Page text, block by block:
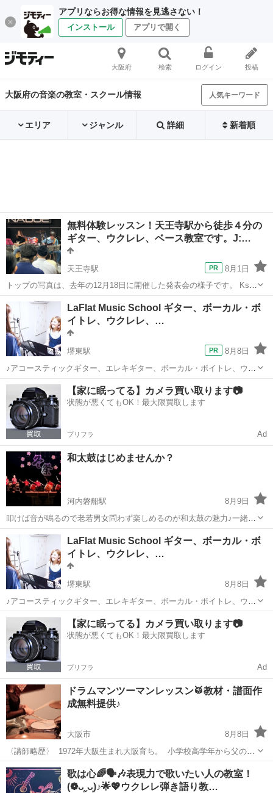
アプリならお得な情報を見逃さない！
インストール アプリで開く
大阪府 検索 ログイン 投稿
大阪府の音楽の教室・スクール情報 人気キーワード
エリア ジャンル 詳細 新着順
無料体験レッスン！天王寺駅から徒歩４分の
ギター、ウクレレ、ベース教室です。J:…
天王寺駅
8月1日
トップの写真は、去年の12月18日に開催した発表会の様子です。 Ks
Music Labでは、全くの初心者からプロ指向の方まで、ロック、ポップ
ス、ジャズ、ボサノヴァなどあらゆるジャンルを、すべてのレベルで
学べます。 アコ...
大阪市 ボサノヴァ
LaFlat Music School ギター、ボーカル・ボ
イトレ、ウクレレ、…
堺東駅
8月8日
♪アコースティックギター、エレキギター、ボーカル・ボイトレ、ウク
レレ、ギター弾き語りなど自由に科目を選択できるマンツーマンレッ
スン・ペアレッスンの音楽教室です♪ ☆入会応援キャンペーン実施中
☆ 入会金通常¥4,400-が...
大阪 堺市 堺東駅 ギター 弾き語り
【家に眠ってる】カメラ買い取ります📷
状態が悪くてもOK！最大限買取します
プリフラ Ad
和太鼓はじめませんか？
河内磐船駅
8月9日
叩けば音が鳴るので老若男女問わず楽しめるのが和太鼓の魅力♪一緒に
和太鼓、はじめませんか？ はじめまして、妙見星太鼓です！ 交野市の
星田神社、妙見宮の宮司さんの呼びかけで発足したチームです。 毎週
日曜、交野市の藤が尾小学校で...
交野市 太鼓
LaFlat Music School ギター、ボーカル・ボ
イトレ、ウクレレ、…
堺東駅
8月8日
♪アコースティックギター、エレキギター、ボーカル・ボイトレ、ウク
レレ、ギター弾き語りなど自由に科目を選択できるマンツーマンレッ
スン・ペアレッスンの音楽教室です♪ ☆入会応援キャンペーン実施中
☆ 入会金通常¥4,400-が...
大阪 堺市 堺東駅 ギター 弾き語り
【家に眠ってる】カメラ買い取ります📷
状態が悪くてもOK！最大限買取します
プリフラ Ad
ドラムマンツーマンレッスン🥁教材・譜面作
成無料提供♪
大阪市
8月8日
〈講師略歴〉 1972年大阪生まれ大阪育ち。 小学校高学年から父の影
響でギターを始め、X JAPANのYOSHIKIさんの影響で20才の時ドラム
に目覚める。 23才でドラム専門に転向、現在に至る。 講師歴15
年。 これま...
大阪 大阪市 ドラム 料金
歌は心🌈🗣🎶表現力で歌いたい人の教室！
(❁ᴗ͈ˬᴗ͈)♪🌟💖ウクレレ弾き語り教…